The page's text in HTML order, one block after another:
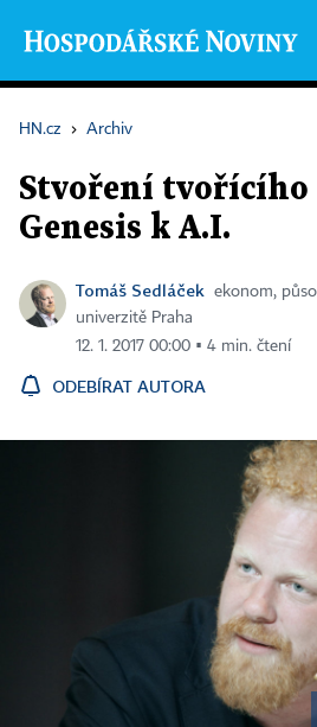
HN.cz › Archiv
Stvoření tvořícího
Genesis k A.I.
Tomáš Sedláček
ekonom,
univerzitě Praha
12. 1. 2017 00:00 ▪ 4 min. čtení
ODEBÍRAT AUTORA